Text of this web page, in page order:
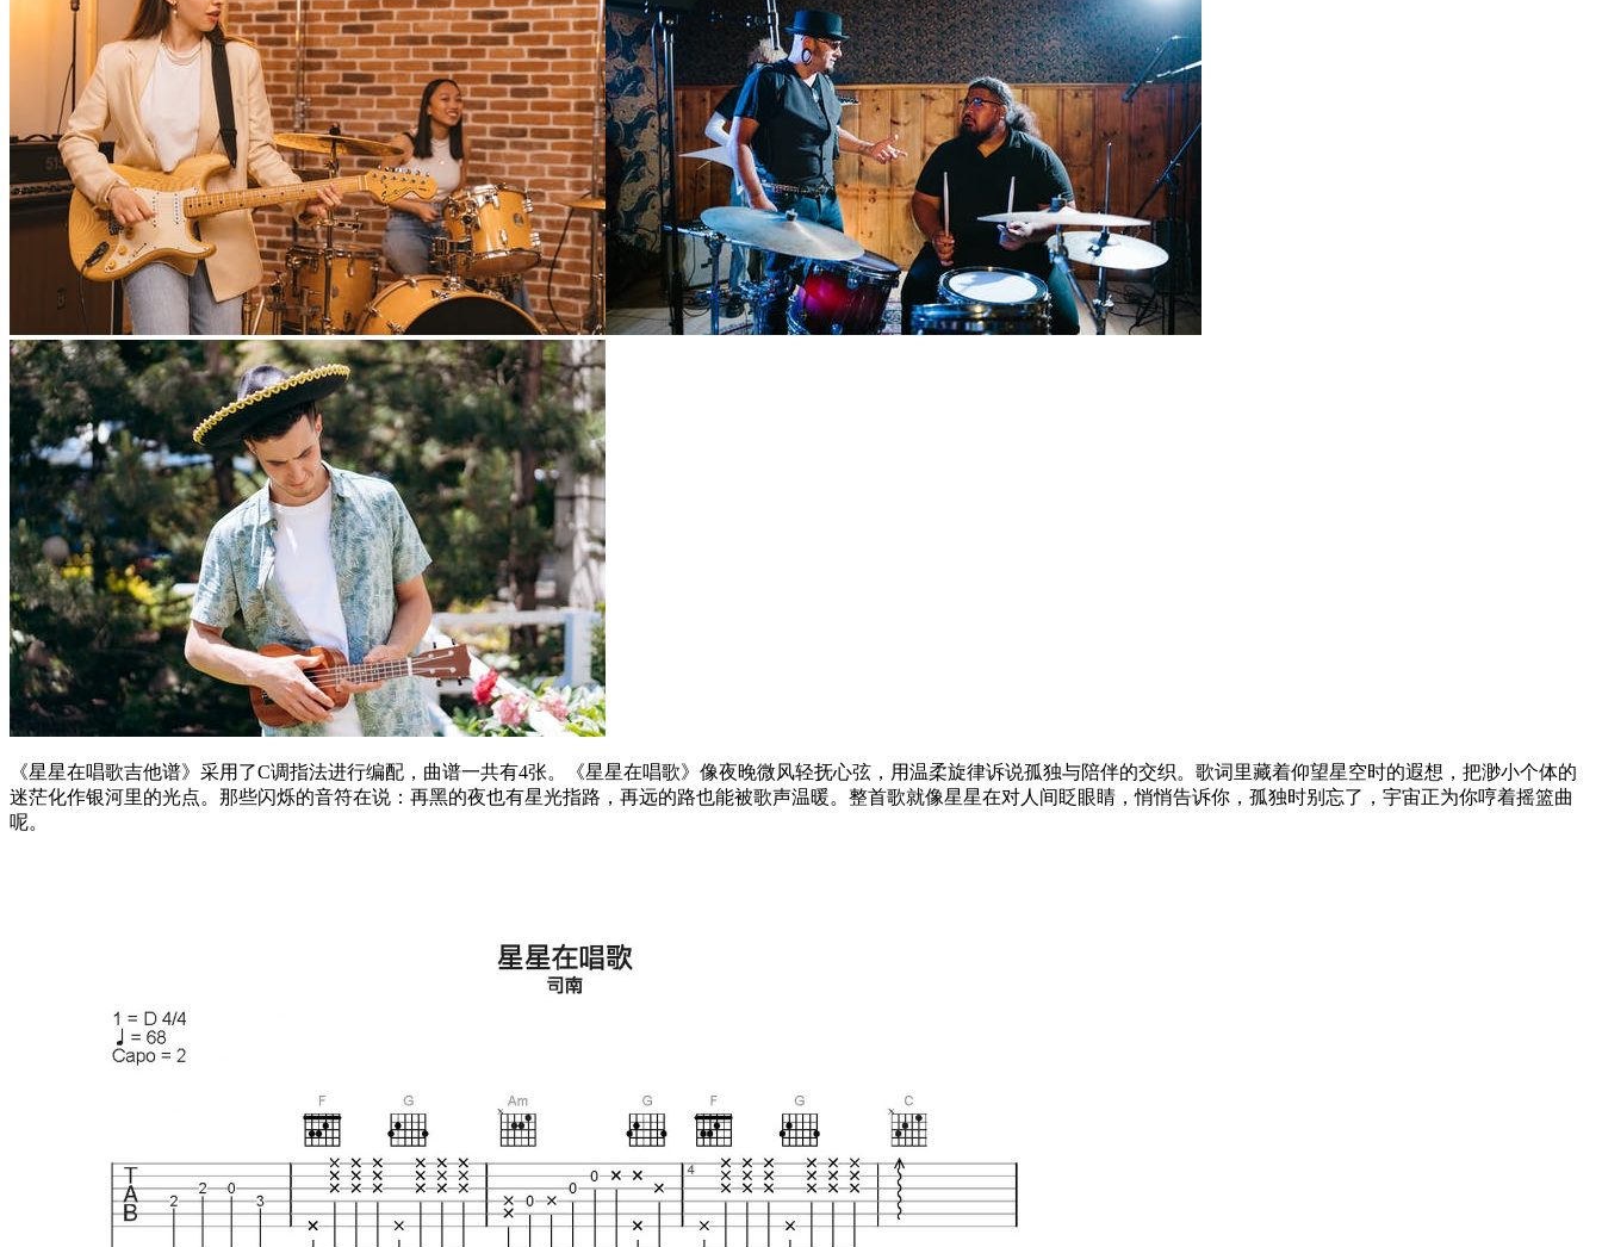
《星星在唱歌吉他谱》采用了C调指法进行编配，曲谱一共有4张。《星星在唱歌》像夜晚微风轻抚心弦，用温柔旋律诉说孤独与陪伴的交织。歌词里藏着仰望星空时的遐想，把渺小个体的
迷茫化作银河里的光点。那些闪烁的音符在说：再黑的夜也有星光指路，再远的路也能被歌声温暖。整首歌就像星星在对人间眨眼睛，悄悄告诉你，孤独时别忘了，宇宙正为你哼着摇篮曲
呢。